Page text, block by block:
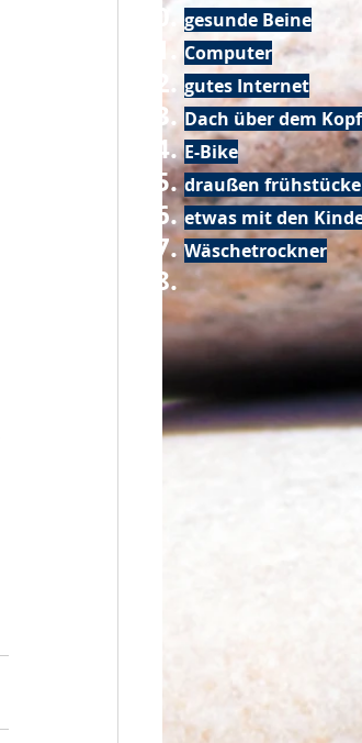
gesunde Beine
Computer
gutes Internet
Dach über dem Kopf
E-Bike
draußen
etwas mit den
Wäschetrockner